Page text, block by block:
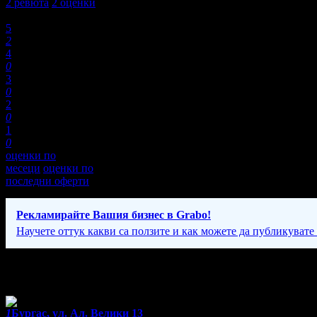
2 ревюта 2 оценки
5
2
4
0
3
0
2
0
1
0
оценки по
месеци оценки по
последни оферти
Рекламирайте Вашия бизнес в Grabo!
Научете оттук какви са ползите и как можете да публикувате
1Бургас, ул. Ал. Велики 13